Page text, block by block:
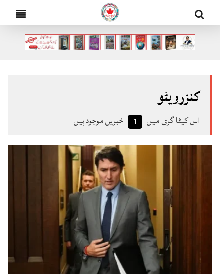
کنزرویٹو
اس کیٹا گری میں 1 خبریں موجود ہیں